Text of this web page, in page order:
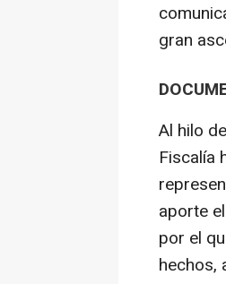
gran
Al hilo
Fiscalía
aporte
por el
hechos,